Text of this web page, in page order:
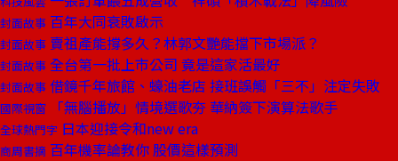
封面故事 百年大同衰敗啟示
封面故事 賣祖產能撐多久？林郭文艷能擋下市場派？
封面故事 全台第一批上市公司 竟是這家活最好
封面故事 借鏡千年旅館、蠔油老店 接班誤觸「三不」注定失敗
國際視窗 「無腦播放」情境選歌夯 華納簽下演算法歌手
全球熱門字 日本迎接令和new era
商周書摘 百年機率論教你 股價這樣預測